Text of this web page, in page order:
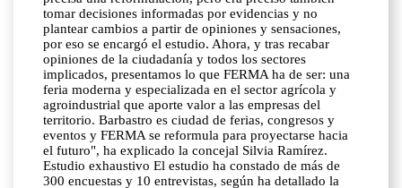
tomar decisiones informadas por evidencias y no
plantear cambios a partir de opiniones y sensaciones,
por eso se encargó el estudio. Ahora, y tras recabar
opiniones de la ciudadanía y todos los sectores
implicados, presentamos lo que FERMA ha de ser: una
feria moderna y especializada en el sector agrícola y
agroindustrial que aporte valor a las empresas del
territorio. Barbastro es ciudad de ferias, congresos y
eventos y FERMA se reformula para proyectarse hacia
el futuro", ha explicado la concejal Silvia Ramírez.
Estudio exhaustivo El estudio ha constado de más de
300 encuestas y 10 entrevistas, según ha detallado la